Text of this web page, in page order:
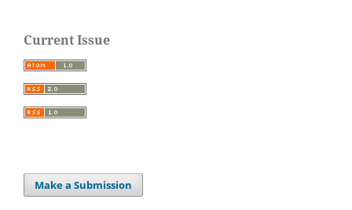
Current Issue
Make a Submission